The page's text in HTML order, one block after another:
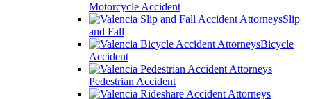
Motorcycle Accident
Slip
and Fall
Bicycle
Accident
Pedestrian Accident